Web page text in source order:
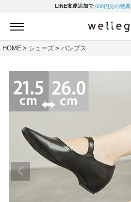
LINE友達追加で600円分の特典
HOME シューズ パンプス